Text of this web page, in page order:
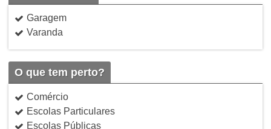
Garagem
Varanda
O que tem perto?
Comércio
Escolas Particulares
Escolas Públicas